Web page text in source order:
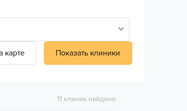
карте Показать клиники
11 клиник найдено